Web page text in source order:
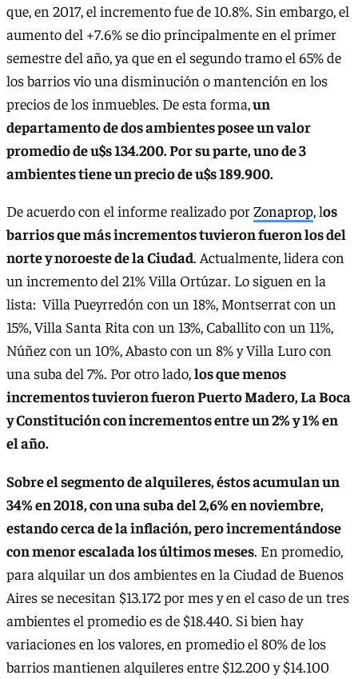
que, en 2017, el incremento fue de 10.8%. Sin embargo, el
aumento del +7.6% se dio principalmente en el primer
semestre del año, ya que en el segundo tramo el 65% de
los barrios vio una disminución o mantención en los
precios de los inmuebles. De esta forma,un
departamento de dos ambientes posee un valor
promedio de u$s 134.200. Por su parte, uno de 3
ambientes tiene un precio de u$s 189.900.
De acuerdo con el informe realizado porZonaprop, los
barrios que más incrementos tuvieron fueron los del
norte y noroeste de la Ciudad. Actualmente, lidera con
un incremento del 21% Villa Ortúzar. Lo siguen en la
lista: Villa Pueyrredón con un 18%, Montserrat con un
15%, Villa Santa Rita con un 13%, Caballito con un 11%,
Núñez con un 10%, Abasto con un 8% y Villa Luro con
una suba del 7%. Por otro lado,los que menos
incrementos tuvieron fueron Puerto Madero, La Boca
y Constitución con incrementos entre un 2% y 1% en
el año.
Sobre el segmento de alquileres, éstos acumulan un
34% en 2018, con una suba del 2,6% en noviembre,
estando cerca de la inflación, pero incrementándose
con menor escalada los últimos meses. En promedio,
para alquilar un dos ambientes en la Ciudad de Buenos
Aires se necesitan $13.172 por mes y en el caso de un tres
ambientes el promedio es de $18.440. Si bien hay
variaciones en los valores, en promedio el 80% de los
barrios mantienen alquileres entre $12.200 y $14.100